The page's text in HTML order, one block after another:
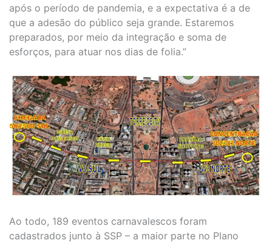
após o período de pandemia, e a expectativa é a de
que a adesão do público seja grande. Estaremos
preparados, por meio da integração e soma de
esforços, para atuar nos dias de folia.”
Ao todo, 189 eventos carnavalescos foram
cadastrados junto à SSP – a maior parte no Plano